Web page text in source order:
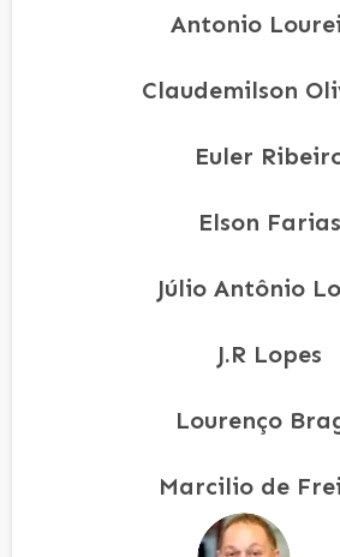
Antonio
Claudemilson
Euler
Elson Farias
Júlio Antônio
J.R Lopes
Lourenço
Marcilio de